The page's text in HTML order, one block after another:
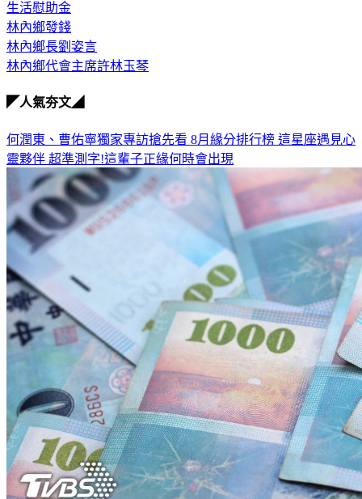
生活慰助金
林內鄉發錢
林內鄉長劉姿言
林內鄉代會主席許林玉琴
◤人氣夯文◢
何潤東、曹佑寧獨家專訪搶先看 8月緣分排行榜 這星座遇見心
靈夥伴 超準測字!這輩子正緣何時會出現